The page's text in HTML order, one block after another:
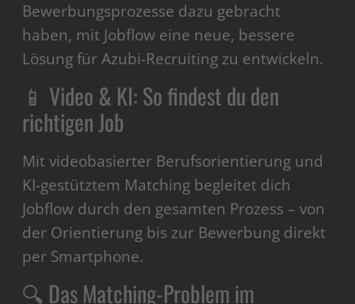
Bewerbungsprozesse dazu gebracht
haben, mit Jobflow eine neue, bessere
Lösung für Azubi-Recruiting zu entwickeln.
📱 Video & KI: So findest du den
richtigen Job
Mit videobasierter Berufsorientierung und
KI-gestütztem Matching begleitet dich
Jobflow durch den gesamten Prozess – von
der Orientierung bis zur Bewerbung direkt
per Smartphone.
🔍 Das Matching-Problem im